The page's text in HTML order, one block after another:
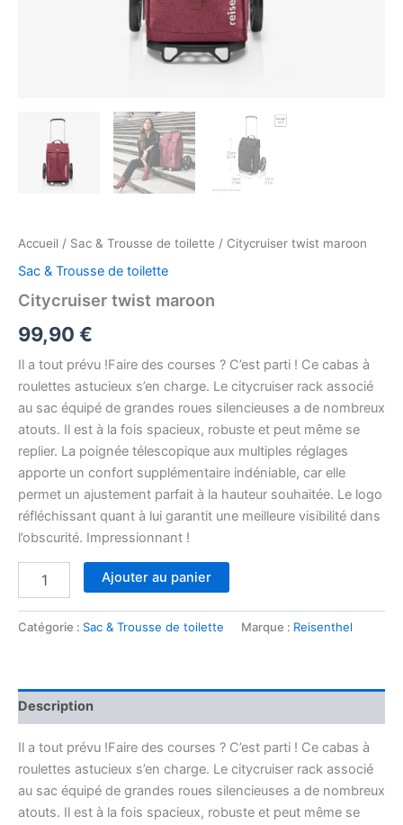
Accueil / Sac & Trousse de toilette / Citycruiser twist maroon
Sac & Trousse de toilette
Citycruiser twist maroon
99,90 €
Il a tout prévu !Faire des courses ? C’est parti ! Ce cabas à
roulettes astucieux s’en charge. Le citycruiser rack associé
au sac équipé de grandes roues silencieuses a de nombreux
atouts. Il est à la fois spacieux, robuste et peut même se
replier. La poignée télescopique aux multiples réglages
apporte un confort supplémentaire indéniable, car elle
permet un ajustement parfait à la hauteur souhaitée. Le logo
réfléchissant quant à lui garantit une meilleure visibilité dans
l’obscurité. Impressionnant !
twist
Ajouter au panier
Catégorie : Sac & Trousse de toilette Marque : Reisenthel
Description
Il a tout prévu !Faire des courses ? C’est parti ! Ce cabas à
roulettes astucieux s’en charge. Le citycruiser rack associé
au sac équipé de grandes roues silencieuses a de nombreux
atouts. Il est à la fois spacieux, robuste et peut même se